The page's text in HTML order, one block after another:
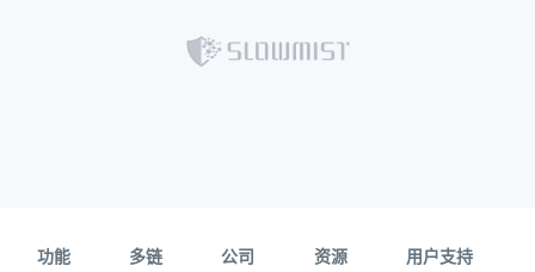
功能
多链
公司
资源
用户支持